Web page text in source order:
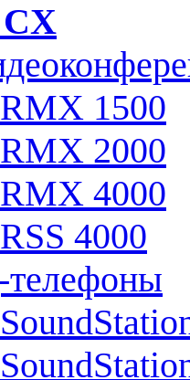
1500
2000
4000
4000